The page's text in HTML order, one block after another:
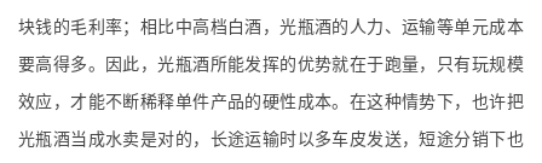
块钱的毛利率；相比中高档白酒，光瓶酒的人力、运输等单元成本
要高得多。 因此，光瓶酒所能发挥的优势就在于跑量，只有玩规模
效应，才能不断稀释单件产品的硬性成本。 在这种情势下，也许把
光瓶酒当成水卖是对的，长途运输时以多车皮发送，短途分销下也